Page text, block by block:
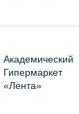
Академический
Гипермаркет
«Лента»